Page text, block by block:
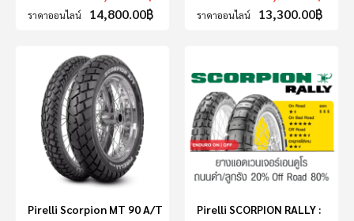
ราคาออนไลน์ 14,800.00฿ ราคาออนไลน์ 13,300.00฿
Pirelli Scorpion MT 90 A/T
Pirelli SCORPION RALLY :